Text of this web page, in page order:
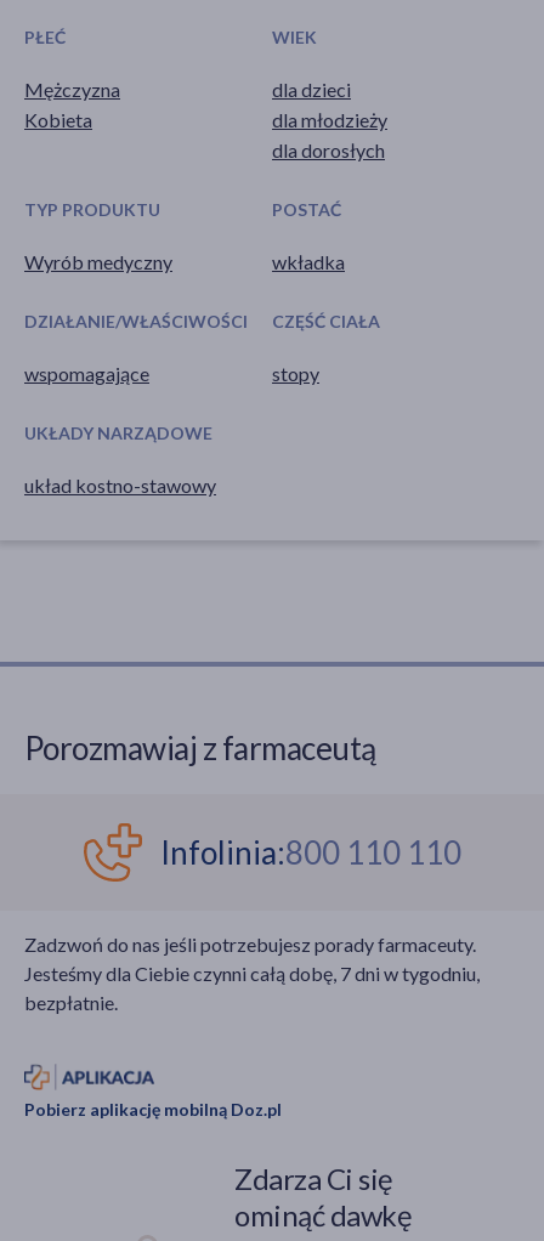
PŁEĆ
Mężczyzna
Kobieta
WIEK
dla dzieci
dla młodzieży
dla dorosłych
TYP PRODUKTU
Wyrób medyczny
POSTAĆ
wkładka
DZIAŁANIE/WŁAŚCIWOŚCI
wspomagające
CZĘŚĆ CIAŁA
stopy
UKŁADY NARZĄDOWE
układ kostno-stawowy
Porozmawiaj z farmaceutą
Infolinia:800 110 110
Zadzwoń do nas jeśli potrzebujesz porady farmaceuty.
Jesteśmy dla Ciebie czynni całą dobę, 7 dni w tygodniu,
bezpłatnie.
Pobierz aplikację mobilną Doz.pl
Zdarza Ci się
ominąć dawkę